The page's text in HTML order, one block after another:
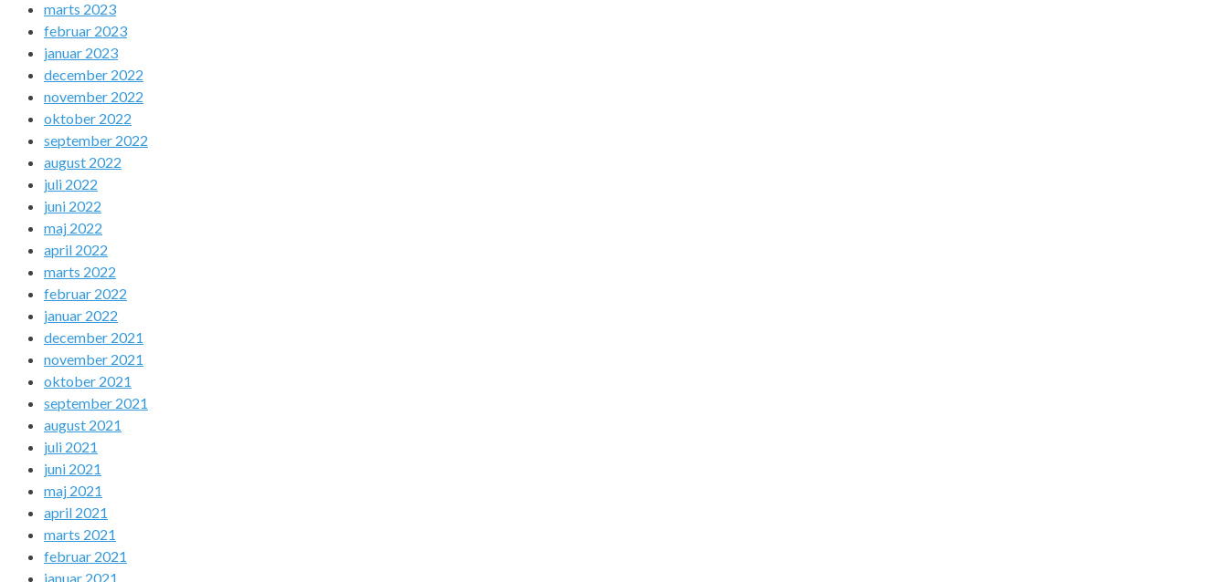
marts 2023
februar 2023
januar 2023
december 2022
november 2022
oktober 2022
september 2022
august 2022
juli 2022
juni 2022
maj 2022
april 2022
marts 2022
februar 2022
januar 2022
december 2021
november 2021
oktober 2021
september 2021
august 2021
juli 2021
juni 2021
maj 2021
april 2021
marts 2021
februar 2021
januar 2021